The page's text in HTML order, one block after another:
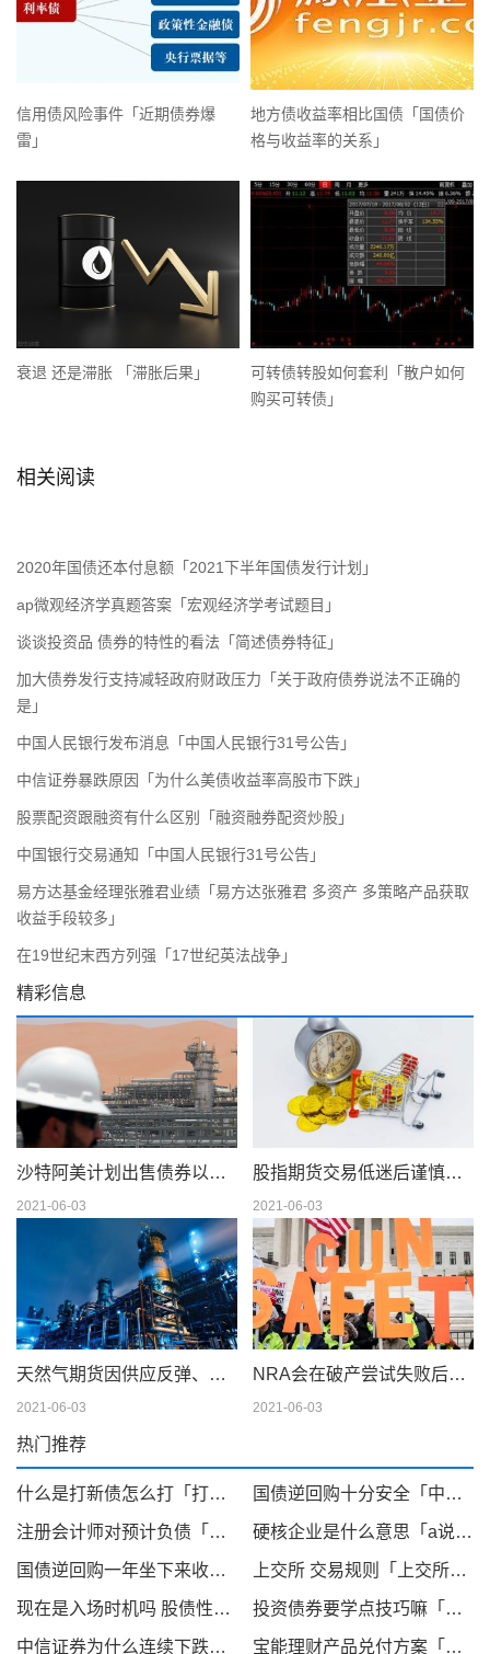
信用债风险事件「近期债券爆
雷」
地方债收益率相比国债「国债价
格与收益率的关系」
衰退 还是滞胀 「滞胀后果」
可转债转股如何套利「散户如何
购买可转债」
相关阅读
2020年国债还本付息额「2021下半年国债发行计划」
ap微观经济学真题答案「宏观经济学考试题目」
谈谈投资品 债券的特性的看法「简述债券特征」
加大债券发行支持减轻政府财政压力「关于政府债券说法不正确的
是」
中国人民银行发布消息「中国人民银行31号公告」
中信证券暴跌原因「为什么美债收益率高股市下跌」
股票配资跟融资有什么区别「融资融券配资炒股」
中国银行交易通知「中国人民银行31号公告」
易方达基金经理张雅君业绩「易方达张雅君 多资产 多策略产品获取
收益手段较多」
在19世纪末西方列强「17世纪英法战争」
精彩信息
沙特阿美计划出售债券以筹集 750 亿美元的股息
2021-06-03
股指期货交易低迷后谨慎交易
2021-06-03
天然气期货因供应反弹、天气模型转变而下滑；现金仍在摇摆
2021-06-03
NRA会在破产尝试失败后解散吗
2021-06-03
热门推荐
什么是打新债怎么打「打新债如何打」 国债逆回购十分安全「中信证券如何购买国债逆回购」
注册会计师对预计负债「注册会计师在对预计负债完整性认定」 硬核企业是什么意思「a说科技」
国债逆回购一年坐下来收益能多少「国债逆回购1000元一天赚多少」 上交所 交易规则「上交所摘帽新规」
现在是入场时机吗 股债性价比或许能帮你判断「最佳入场点」 投资债券要学点技巧嘛「债券投资策略」
中信证券为什么连续下跌「光大证券融资利率」 宝能理财产品兑付方案「融金宝兑付方案」